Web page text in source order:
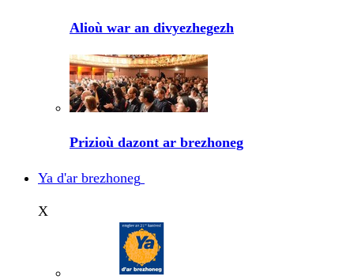
Alioù war an divyezhegezh
Prizioù dazont ar brezhoneg
Ya d'ar brezhoneg
X